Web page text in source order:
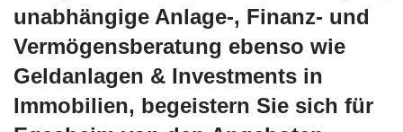
unabhängige Anlage-, Finanz- und
Vermögensberatung ebenso wie
Geldanlagen & Investments in
Immobilien, begeistern Sie sich für